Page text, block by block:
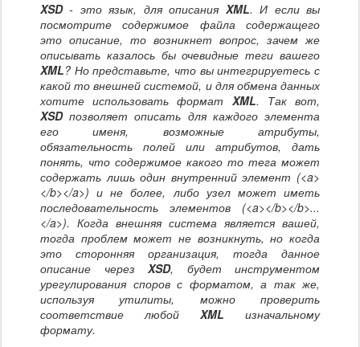
XSD- это язык, для описания XML. И если вы
посмотрите содержимое файла содержащего
это описание, то возникнет вопрос, зачем же
описывать казалось бы очевидные теги вашего
XML? Но представьте, что вы интегрируетесь с
какой то внешней системой, и для обмена данных
хотите использовать формат XML. Так вот,
XSDпозволяет описать для каждого элемента
его именя, возможные атрибуты,
обязательность полей или атрибутов, дать
понять, что содержимое какого то тега может
содержать лишь один внутренний элемент (<a>
</b></a>) и не более, либо узел может иметь
последовательность элементов (<a></b></b>...
</a>). Когда внешняя система является вашей,
тогда проблем может не возникнуть, но когда
это сторонняя организация, тогда данное
описание через XSD, будет инструментом
урегулирования споров с форматом, а так же,
используя утилиты, можно проверить
соответствие любой XML изначальному
формату.